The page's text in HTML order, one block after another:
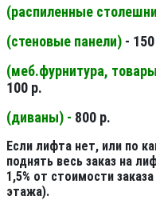
(распиленные
(стеновые панели) -
(меб.фурнитура,
100 р.
(диваны) - 800 р.
Если лифта нет, или по
поднять весь заказ на
1,5% от стоимости
этажа).